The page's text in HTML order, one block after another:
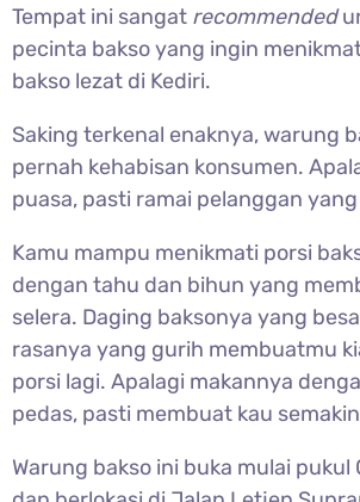
Tempat ini sangat recommended
pecinta bakso yang ingin
bakso lezat di Kediri.
Saking terkenal enaknya, warung
pernah kehabisan konsumen.
puasa, pasti ramai pelanggan
Kamu mampu menikmati porsi
dengan tahu dan bihun yang
selera. Daging baksonya yang
rasanya yang gurih membuatmu
porsi lagi. Apalagi makannya
pedas, pasti membuat kau
Warung bakso ini buka mulai pukul